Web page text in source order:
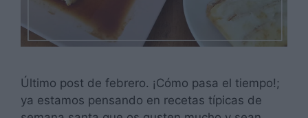
Último post de febrero. ¡Cómo pasa el tiempo!;
ya estamos pensando en recetas típicas de